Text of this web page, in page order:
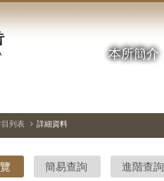
本所簡介
目列表 詳細資料
簡易查詢 進階查詢